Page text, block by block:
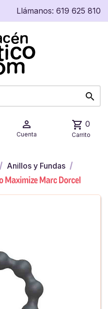
Llámanos: 619 625 810


Cuenta
shopping_cart 0
Carrito
Anillos y Fundas
Maximize Marc Dorcel